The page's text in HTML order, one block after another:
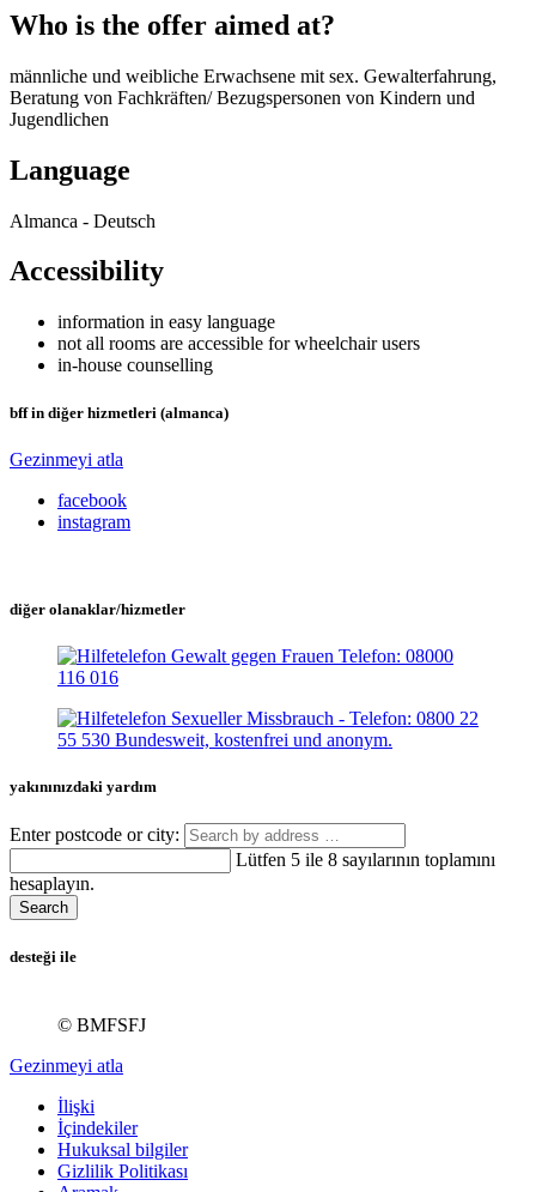
Who is the offer aimed at?
männliche und weibliche Erwachsene mit sex. Gewalterfahrung,
Beratung von Fachkräften/ Bezugspersonen von Kindern und
Jugendlichen
Language
Almanca - Deutsch
Accessibility
information in easy language
not all rooms are accessible for wheelchair users
in-house counselling
bff in diğer hizmetleri (almanca)
Gezinmeyi atla
facebook
instagram
diğer olanaklar/hizmetler
yakınınızdaki yardım
Enter postcode or city:
Lütfen 5 ile 8 sayılarının toplamını
hesaplayın.
Search
desteği ile
© BMFSFJ
Gezinmeyi atla
İlişki
İçindekiler
Hukuksal bilgiler
Gizlilik Politikası